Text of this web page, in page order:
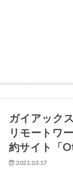
ガイアック
リモートワ
約サイト「
2021.03.17